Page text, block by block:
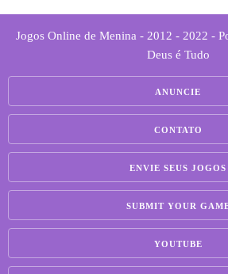
Jogos Online de Menina - 2012 - 2022 -
Deus é Tudo
ANUNCIE
CONTATO
ENVIE SEUS JOGOS
SUBMIT YOUR
YOUTUBE